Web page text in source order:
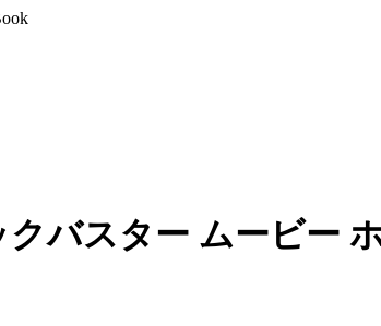
バスター ムービー